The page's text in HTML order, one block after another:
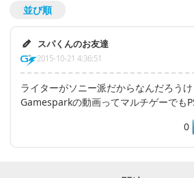
並び順
スパくんのお友達
2015-10-21 4:36:51
ライターがソニー派だからなんだろう
Gamesparkの動画ってマルチゲーでも
0